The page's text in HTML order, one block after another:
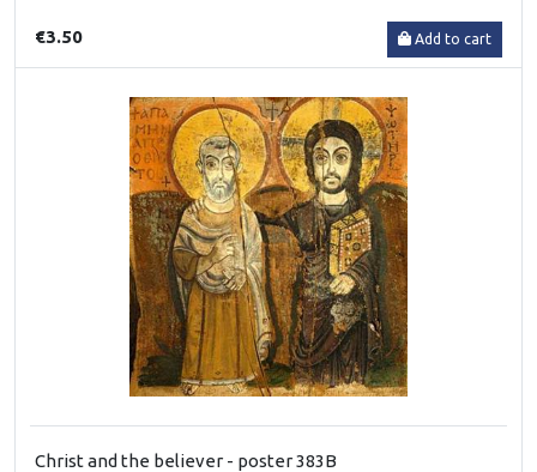
€3.50 Add to cart
Christ and the believer - poster 383B